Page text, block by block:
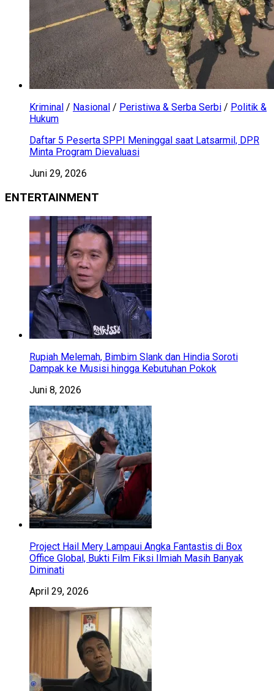
Kriminal / Nasional / Peristiwa & Serba Serbi / Politik &
Hukum
Daftar 5 Peserta SPPI Meninggal saat Latsarmil, DPR
Minta Program Dievaluasi
Juni 29, 2026
ENTERTAINMENT
Rupiah Melemah, Bimbim Slank dan Hindia Soroti
Dampak ke Musisi hingga Kebutuhan Pokok
Juni 8, 2026
Project Hail Mery Lampaui Angka Fantastis di Box
Office Global, Bukti Film Fiksi Ilmiah Masih Banyak
Diminati
April 29, 2026